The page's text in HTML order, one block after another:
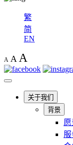
繁
简
EN
A A A
关于我们
背景